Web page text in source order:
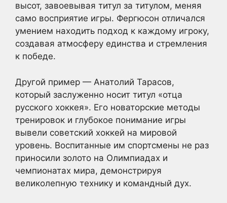
высот, завоевывая титул за титулом, меняя
само восприятие игры. Фергюсон отличался
умением находить подход к каждому игроку,
создавая атмосферу единства и стремления
к победе.
Другой пример — Анатолий Тарасов,
который заслуженно носит титул «отца
русского хоккея». Его новаторские методы
тренировок и глубокое понимание игры
вывели советский хоккей на мировой
уровень. Воспитанные им спортсмены не раз
приносили золото на Олимпиадах и
чемпионатах мира, демонстрируя
великолепную технику и командный дух.